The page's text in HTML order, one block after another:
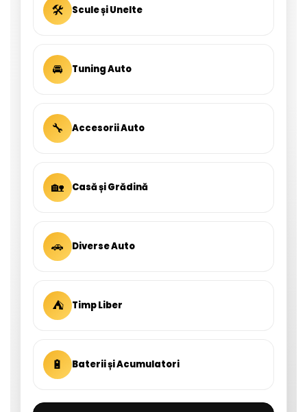
🛠 Scule și Unelte
🚘 Tuning Auto
🔧 Accesorii Auto
🏡 Casă și Grădină
🚗 Diverse Auto
⛺ Timp Liber
🔋 Baterii și Acumulatori